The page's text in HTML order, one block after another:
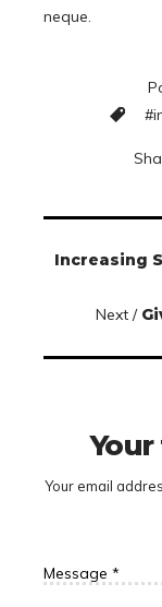
neque.
#
Increasing
Next /
Your email